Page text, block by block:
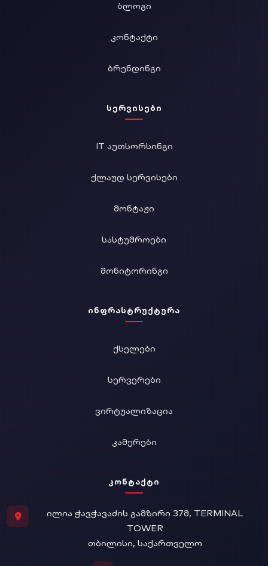
ᲑᲚᲝᲒᲘ
ᲙᲝᲜᲢᲐᲥᲢᲘ
ᲑᲠᲔᲜᲓᲘᲜᲒᲘ
ᲡᲔᲠᲕᲘᲡᲔᲑᲘ
IT ᲐᲣᲗᲡᲝᲠᲡᲘᲜᲒᲘ
ᲥᲚᲐᲣᲓ ᲡᲔᲠᲕᲘᲡᲔᲑᲘ
ᲛᲝᲜᲢᲐᲟᲘ
ᲡᲐᲡᲢᲣᲛᲠᲝᲔᲑᲘ
ᲛᲝᲜᲘᲢᲝᲠᲘᲜᲒᲘ
ᲘᲜᲤᲠᲐᲡᲢᲠᲣᲥᲢᲣᲠᲐ
ᲥᲡᲔᲚᲔᲑᲘ
ᲡᲔᲠᲕᲔᲠᲔᲑᲘ
ᲕᲘᲠᲢᲣᲐᲚᲘᲖᲐᲪᲘᲐ
ᲙᲐᲛᲔᲠᲔᲑᲘ
ᲙᲝᲜᲢᲐᲥᲢᲘ
ᲘᲚᲘᲐ ᲭᲐᲕᲭᲐᲕᲐᲫᲘᲡ ᲒᲐᲛᲖᲘᲠᲘ 37Მ, TERMINAL
TOWER
ᲗᲑᲘᲚᲘᲡᲘ, ᲡᲐᲥᲐᲠᲗᲕᲔᲚᲝ